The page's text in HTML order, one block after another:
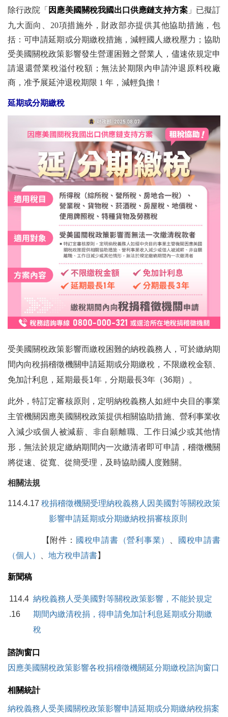
除行政院「 因應美國關稅我國出口供應鏈支持方案」已擬訂
九大面向、20項措施外，財政部亦提供其他協助措施，包
括：可申請延期或分期繳稅措施，減輕國人繳稅壓力；協助
受美國關稅政策影響發生營運困難之營業人，儘速依規定申
請退還營業稅溢付稅額；無法於期限內申請沖退原料稅廠
商，准予展延沖退稅期限 1 年，減輕負擔！
延期或分期繳稅
受美國關稅政策影響而繳稅困難的納稅義務人，可於繳納期
間內向稅捐稽徵機關申請延期或分期繳稅，不限繳稅金額、
免加計利息，延期最長1年，分期最長3年（36期）。
此外，特訂定審核原則，定明納稅義務人如經中央目的事業
主管機關因應美國關稅政策提供相關協助措施、營利事業收
入減少或個人被減薪、非自願離職、工作日減少或其他情
形，無法於規定繳納期間內一次繳清者即可申請，稽徵機關
將從速、從寬、從簡受理，及時協助國人度難關。
相關法規
114.4.17 稅捐稽徵機關受理納稅義務人因美國對等關稅政策
影響申請延期或分期繳納稅捐審核原則
【附件： 國稅申請書 （營利事業）
國稅申請書
（個人 ） 地方稅申請書】
新聞稿
114.4
.16
納稅義務人受美國對等關稅政策影響，不能於規定
期間內繳清稅捐，得申請免加計利息延期或分期繳
稅
諮詢窗口
因應美國關稅政策影響各稅捐稽徵機關延分期繳稅諮詢窗口
相關統計
納稅義務人受美國關稅政策影響申請延期或分期繳納稅捐案